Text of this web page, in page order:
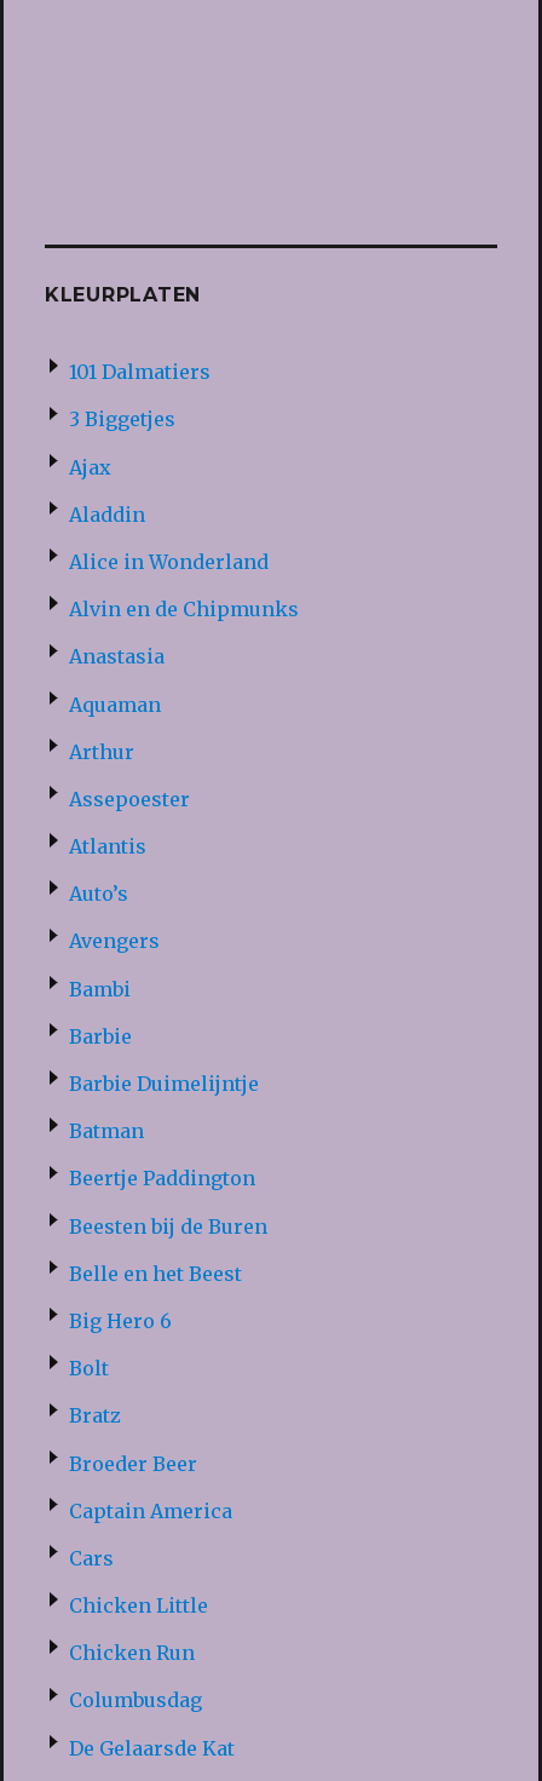
KLEURPLATEN
101 Dalmatiers
3 Biggetjes
Ajax
Aladdin
Alice in Wonderland
Alvin en de Chipmunks
Anastasia
Aquaman
Arthur
Assepoester
Atlantis
Auto’s
Avengers
Bambi
Barbie
Barbie Duimelijntje
Batman
Beertje Paddington
Beesten bij de Buren
Belle en het Beest
Big Hero 6
Bolt
Bratz
Broeder Beer
Captain America
Cars
Chicken Little
Chicken Run
Columbusdag
De Gelaarsde Kat